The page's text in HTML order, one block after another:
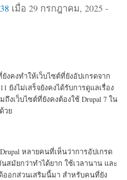
เมื่อ 29 กรกฎาคม, 2025 -
ยังคงทำให้เว็บไซต์ที่ยังอัปเกรดจาก
ยังไม่เสร็จยังคงได้รับการดูแลเรื่อง
งเว็บไซต์ที่ยังคงต้องใช้ Drupal 7 ใน
วย
หลายคนที่เห็นว่าการอัปเกรด
นสมัยกว่าทำได้ยาก ใช้เวลานาน และ
อกส่วนเสริมนี้มา สำหรับคนที่ยัง